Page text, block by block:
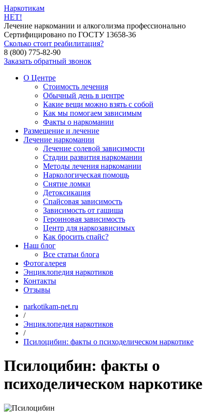
Наркотикам
НЕТ!
Лечение наркомании и алкоголизма профессионально
Сертифицировано по ГОСТУ 13658-36
Сколько стоит реабилитация?
8 (800) 775-82-90
Заказать обратный звонок
О Центре
Стоимость лечения
Обычный день в центре
Какие вещи можно взять с собой
Как мы помогаем зависимым
Факты о наркомании
Размещение и лечение
Лечение наркомании
Лечение солевой зависимости
Стадии развития наркомании
Методы лечения наркомании
Наркологическая помощь
Снятие ломки
Детоксикация
Спайсовая зависимость
Зависимость от гашиша
Героиновая зависимость
Центр для наркозависимых
Как бросить спайс?
Наш блог
Все статьи блога
Фотогалерея
Энциклопедия наркотиков
Контакты
Отзывы
narkotikam-net.ru
/
Энциклопедия наркотиков
/
Псилоцибин: факты о психоделическом наркотике
Псилоцибин: факты о
психоделическом наркотике